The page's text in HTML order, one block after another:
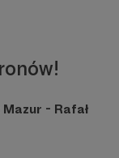
2019 r)
- Rafał